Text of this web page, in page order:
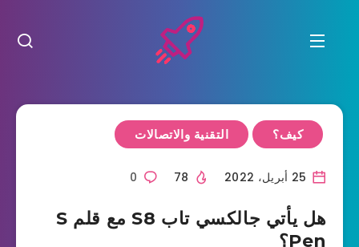
كيف؟ التقنية والاتصالات
0
هل يأتي جالكسي تاب S8 مع قلم S
Pen؟